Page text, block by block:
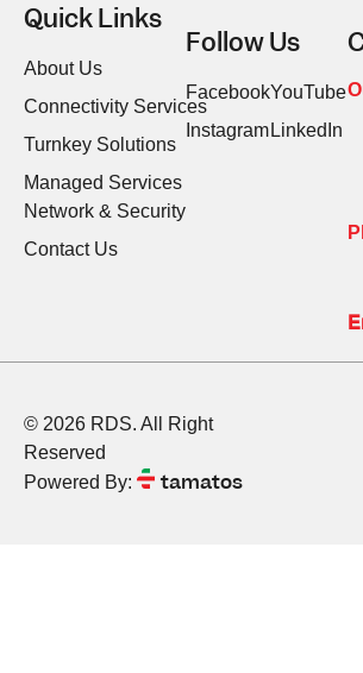
Quick Links
About Us
Connectivity Services
Turnkey Solutions
Managed Services
Network & Security
Contact Us
Follow Us
Facebook
Instagram
YouTube
LinkedIn
© 2026 RDS. All Right
Reserved
Powered By:
tamatos